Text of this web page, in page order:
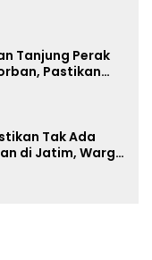
Tanjung Perak
Pastikan
Tak Ada
di Jatim, Warga